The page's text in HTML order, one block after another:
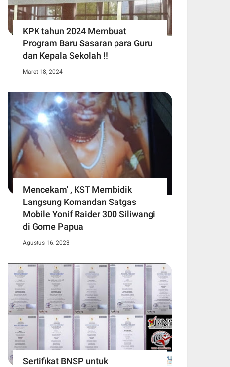
KPK tahun 2024 Membuat
Program Baru Sasaran para Guru
dan Kepala Sekolah !!
Maret 18, 2024
Mencekam' , KST Membidik
Langsung Komandan Satgas
Mobile Yonif Raider 300 Siliwangi
di Gome Papua
Agustus 16, 2023
Sertifikat BNSP untuk